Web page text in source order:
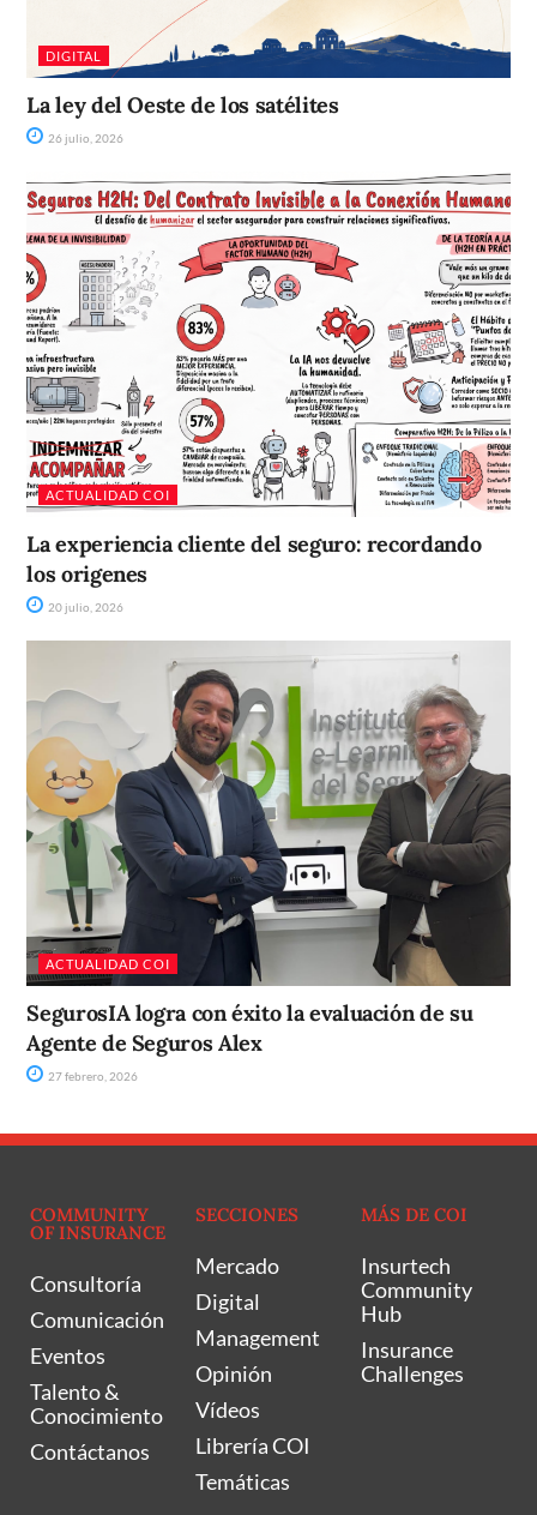
DIGITAL
La ley del Oeste de los satélites
26 julio, 2026
ACTUALIDAD COI
La experiencia cliente del seguro: recordando
los origenes
20 julio, 2026
ACTUALIDAD COI
SegurosIA logra con éxito la evaluación de su
Agente de Seguros Alex
27 febrero, 2026
COMMUNITY
OF INSURANCE
Consultoría
Comunicación
Eventos
Talento &
Conocimiento
Contáctanos
SECCIONES
Mercado
Digital
Management
Opinión
Vídeos
Librería COI
Temáticas
MÁS DE COI
Insurtech
Community
Hub
Insurance
Challenges